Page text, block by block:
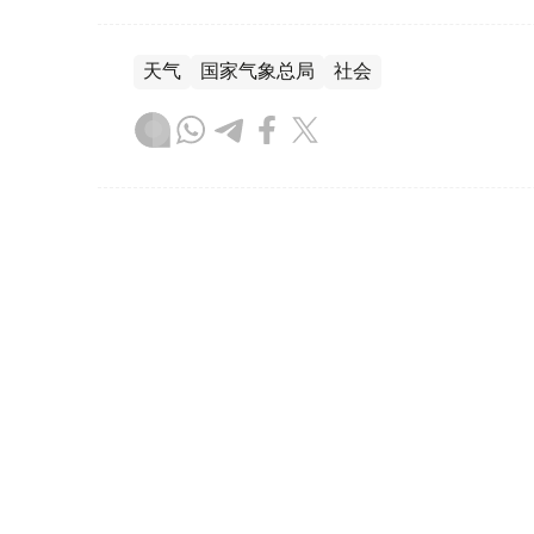
天气 国家气象总局 社会